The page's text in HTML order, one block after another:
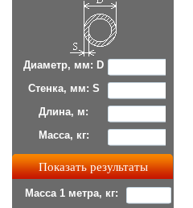
Диаметр, мм: D
Стенка, мм: S
Длина, м:
Масса, кг:
Масса 1 метра, кг: